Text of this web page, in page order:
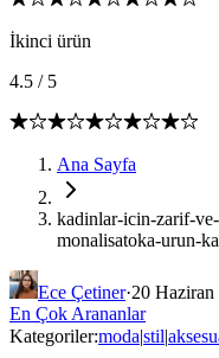
İkinci ürün
4.5 / 5
Ana Sayfa
kadinlar-icin-zarif-
monalisatoka-urun-
Ece Çetiner·20 Haziran
En Çok Arananlar
Kategoriler:moda|stil|